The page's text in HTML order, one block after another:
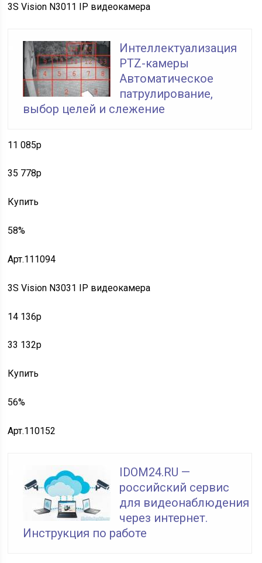
3S Vision N3011 IP видеокамера
Интеллектуализация
PTZ-камеры
Автоматическое
патрулирование,
выбор целей и слежение
11 085p
35 778p
Купить
58%
Арт.111094
3S Vision N3031 IP видеокамера
14 136p
33 132p
Купить
56%
Арт.110152
IDOM24.RU —
российский сервис
для видеонаблюдения
через интернет.
Инструкция по работе